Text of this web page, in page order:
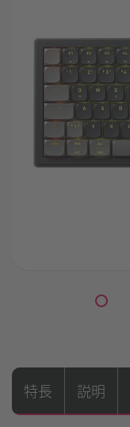
特長 説明